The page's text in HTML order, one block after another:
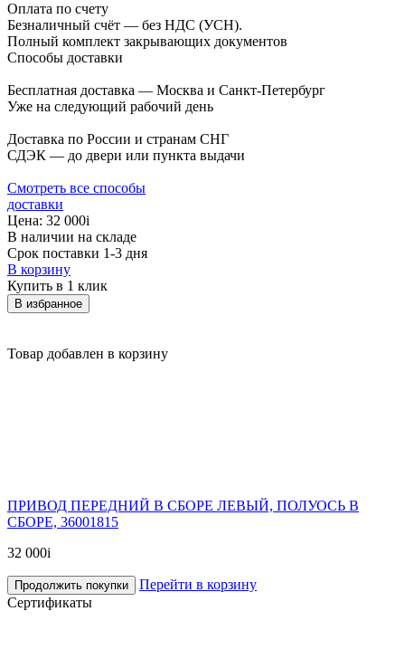
Оплата по счету
Безналичный счёт — без НДС (УСН).
Полный комплект закрывающих документов
Способы доставки
Бесплатная доставка — Москва и Санкт-Петербург
Уже на следующий рабочий день
Доставка по России и странам СНГ
СДЭК — до двери или пункта выдачи
Смотреть все способы
доставки
Цена: 32 000i
В наличии на складе
Срок поставки 1-3 дня
В корзину
Купить в 1 клик
В избранное
Товар добавлен в корзину
ПРИВОД ПЕРЕДНИЙ В СБОРЕ ЛЕВЫЙ, ПОЛУОСЬ В
СБОРЕ, 36001815
32 000i
Продолжить покупки
Перейти в корзину
Сертификаты